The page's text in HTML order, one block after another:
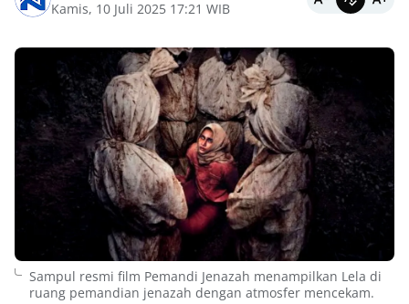
Kamis, 10 Juli 2025 17:21 WIB
Sampul resmi film Pemandi Jenazah menampilkan Lela di
ruang pemandian jenazah dengan atmosfer mencekam.